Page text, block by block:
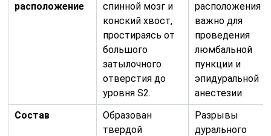
расположение
спинной мозг и
конский хвост,
простираясь от
большого
затылочного
отверстия до
уровня S2.
расположения
важно для
проведения
люмбальной
пункции и
эпидуральной
анестезии.
Состав
Образован
твердой
Разрывы
дурального